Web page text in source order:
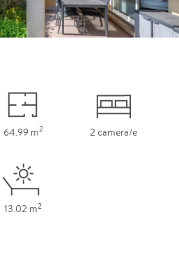
64.99 m2 2 camera/e
13.02 m2